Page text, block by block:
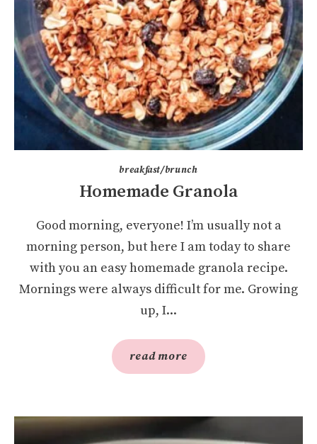
shop
breakfast/brunch
Homemade Granola
Good morning, everyone! I’m usually not a
morning person, but here I am today to share
with you an easy homemade granola recipe.
Mornings were always difficult for me. Growing
up, I...
read more